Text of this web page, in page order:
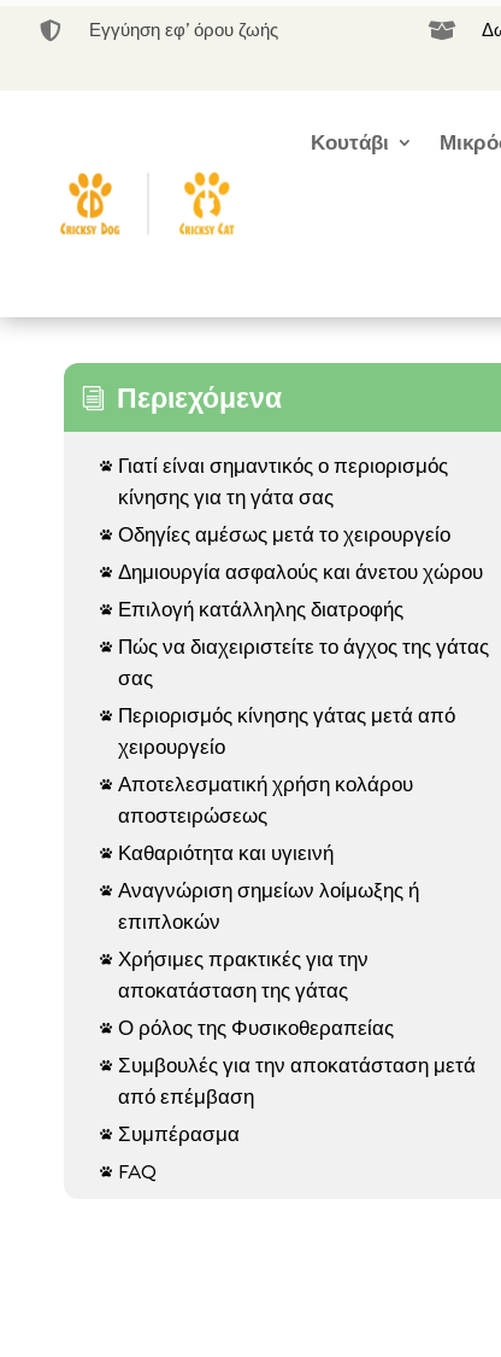
 Εγγύηση εφ’ όρου ζωής 
Κουτάβι
i Περιεχόμενα

Γιατί είναι σημαντικός ο περιορισμός
κίνησης για τη γάτα σας
 Οδηγίες αμέσως μετά το χειρουργείο
 Δημιουργία ασφαλούς και άνετου χώρου
 Επιλογή κατάλληλης διατροφής

Πώς να διαχειριστείτε το άγχος της γάτας
σας

Περιορισμός κίνησης γάτας μετά από
χειρουργείο
 Αποτελεσματική χρήση κολάρου
αποστειρώσεως
 Καθαριότητα και υγιεινή
 Αναγνώριση σημείων λοίμωξης ή
επιπλοκών
 Χρήσιμες πρακτικές για την
αποκατάσταση της γάτας
 Ο ρόλος της Φυσικοθεραπείας
 Συμβουλές για την αποκατάσταση μετά
από επέμβαση
 Συμπέρασμα
 FAQ